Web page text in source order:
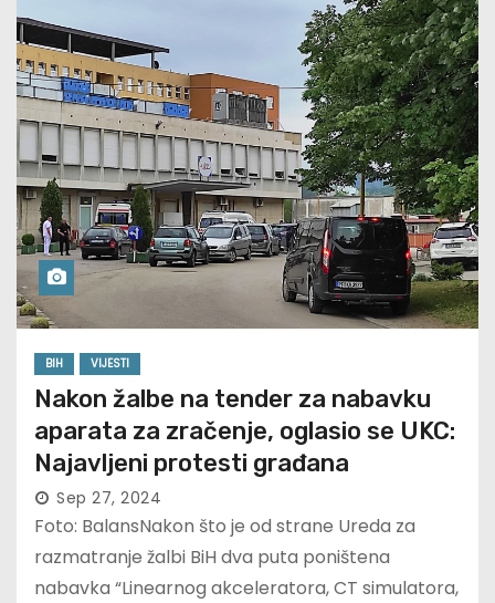
BIH VIJESTI
Nakon žalbe na tender za nabavku
aparata za zračenje, oglasio se UKC:
Najavljeni protesti građana
Sep 27, 2024
Foto: BalansNakon što je od strane Ureda za
razmatranje žalbi BiH dva puta poništena
nabavka “Linearnog akceleratora, CT simulatora,